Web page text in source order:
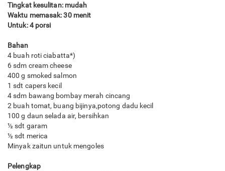
Tingkat kesulitan: mudah
Waktu memasak: 30 menit
Untuk: 4 porsi
Bahan
4 buah roti ciabatta*)
6 sdm cream cheese
400 g smoked salmon
1 sdt capers kecil
4 sdm bawang bombay merah cincang
2 buah tomat, buang bijinya,potong dadu kecil
100 g daun selada air, bersihkan
½ sdt garam
½ sdt merica
Minyak zaitun untuk mengoles
Pelengkap